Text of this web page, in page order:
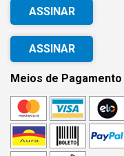
ASSINAR
Meios de Pagamento